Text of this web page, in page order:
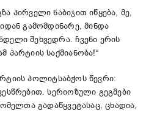
პირველი ნაბიჯით იწყება, მე,
გამომდინარე, მინდა
შეხვედრა. ჩვენი ერის
საქმიანობა!“
პოლიტსაბჭოს წევრი:
სერიოზული გეგმები
გადაწყვეტასაც, ცხადია,